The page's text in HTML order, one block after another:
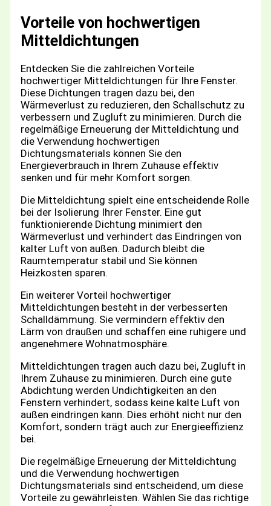
Vorteile von hochwertigen
Mitteldichtungen
Entdecken Sie die zahlreichen Vorteile
hochwertiger Mitteldichtungen für Ihre Fenster.
Diese Dichtungen tragen dazu bei, den
Wärmeverlust zu reduzieren, den Schallschutz zu
verbessern und Zugluft zu minimieren. Durch die
regelmäßige Erneuerung der Mitteldichtung und
die Verwendung hochwertigen
Dichtungsmaterials können Sie den
Energieverbrauch in Ihrem Zuhause effektiv
senken und für mehr Komfort sorgen.
Die Mitteldichtung spielt eine entscheidende Rolle
bei der Isolierung Ihrer Fenster. Eine gut
funktionierende Dichtung minimiert den
Wärmeverlust und verhindert das Eindringen von
kalter Luft von außen. Dadurch bleibt die
Raumtemperatur stabil und Sie können
Heizkosten sparen.
Ein weiterer Vorteil hochwertiger
Mitteldichtungen besteht in der verbesserten
Schalldämmung. Sie vermindern effektiv den
Lärm von draußen und schaffen eine ruhigere und
angenehmere Wohnatmosphäre.
Mitteldichtungen tragen auch dazu bei, Zugluft in
Ihrem Zuhause zu minimieren. Durch eine gute
Abdichtung werden Undichtigkeiten an den
Fenstern verhindert, sodass keine kalte Luft von
außen eindringen kann. Dies erhöht nicht nur den
Komfort, sondern trägt auch zur Energieeffizienz
bei.
Die regelmäßige Erneuerung der Mitteldichtung
und die Verwendung hochwertigen
Dichtungsmaterials sind entscheidend, um diese
Vorteile zu gewährleisten. Wählen Sie das richtige